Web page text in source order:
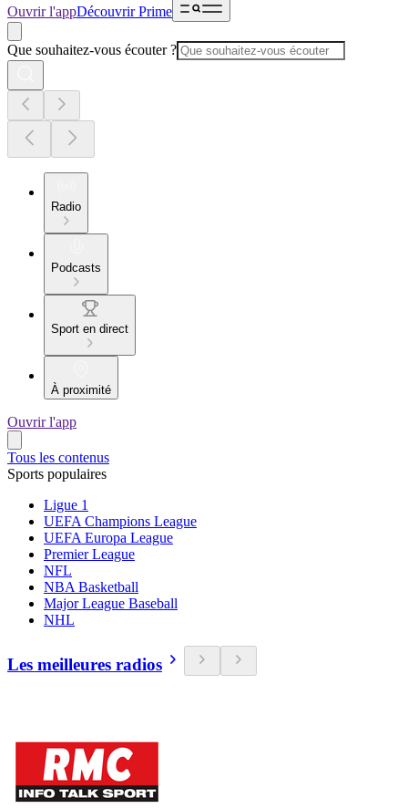
Ouvrir l'appDécouvrir Prime
Que souhaitez-vous écouter ?
Radio
Podcasts
Sport en direct
À proximité
Ouvrir l'app
Tous les contenus
Sports populaires
Ligue 1
UEFA Champions League
UEFA Europa League
Premier League
NFL
NBA Basketball
Major League Baseball
NHL
Les meilleures radios